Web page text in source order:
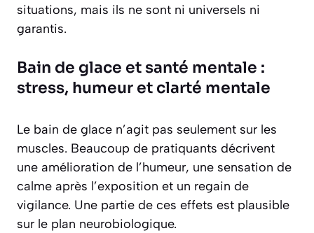
situations, mais ils ne sont ni universels ni
garantis.
Bain de glace et santé mentale :
stress, humeur et clarté mentale
Le bain de glace n’agit pas seulement sur les
muscles. Beaucoup de pratiquants décrivent
une amélioration de l’humeur, une sensation de
calme après l’exposition et un regain de
vigilance. Une partie de ces effets est plausible
sur le plan neurobiologique.